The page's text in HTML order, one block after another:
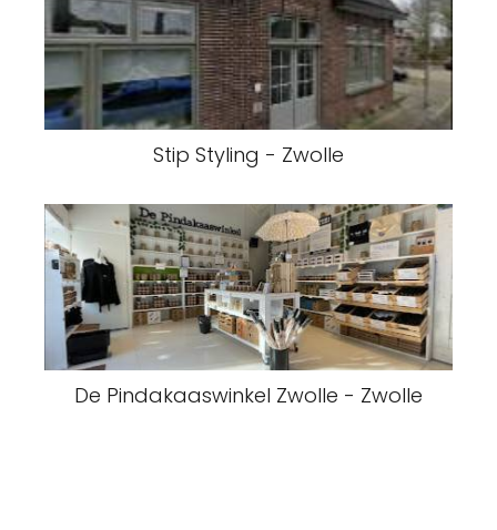
Stip Styling - Zwolle
De Pindakaaswinkel Zwolle - Zwolle